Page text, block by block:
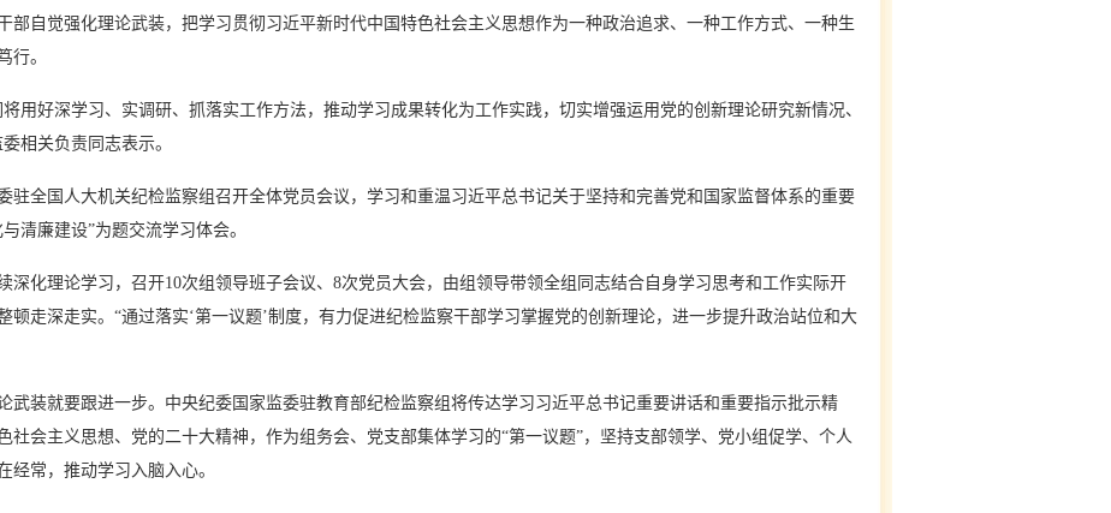
部自觉强化理论武装，把学习贯彻习近平新时代中国特色社会主义思想作为一种政治追求、一种工作方式、一种生
行。
好深学习、实调研、抓落实工作方法，推动学习成果转化为工作实践，切实增强运用党的创新理论研究新情况、
相关负责同志表示。
全国人大机关纪检监察组召开全体党员会议，学习和重温习近平总书记关于坚持和完善党和国家监督体系的重要
清廉建设”为题交流学习体会。
化理论学习，召开10次组领导班子会议、8次党员大会，由组领导带领全组同志结合自身学习思考和工作实际开
顿走深走实。“通过落实‘第一议题’制度，有力促进纪检监察干部学习掌握党的创新理论，进一步提升政治站位和大
装就要跟进一步。中央纪委国家监委驻教育部纪检监察组将传达学习习近平总书记重要讲话和重要指示批示精
社会主义思想、党的二十大精神，作为组务会、党支部集体学习的“第一议题”，坚持支部领学、党小组促学、个人
经常，推动学习入脑入心。